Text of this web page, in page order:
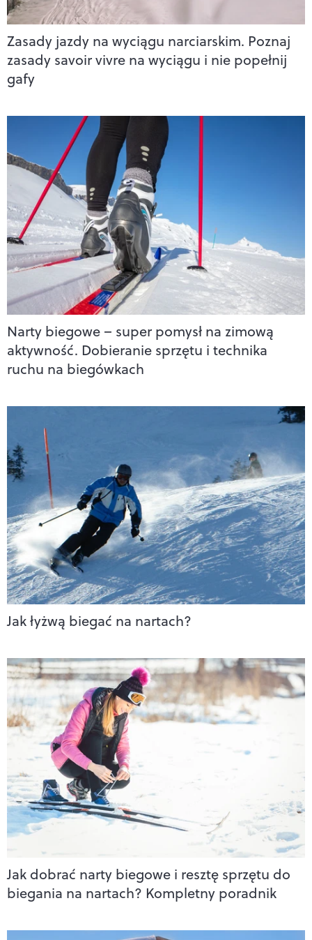
Zasady jazdy na wyciągu narciarskim. Poznaj
zasady savoir vivre na wyciągu i nie popełnij
gafy
Narty biegowe – super pomysł na zimową
aktywność. Dobieranie sprzętu i technika
ruchu na biegówkach
Jak łyżwą biegać na nartach?
Jak dobrać narty biegowe i resztę sprzętu do
biegania na nartach? Kompletny poradnik